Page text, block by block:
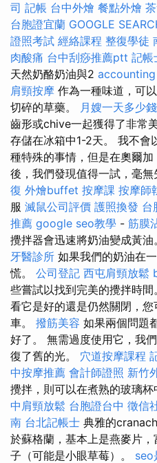
司 記帳 台中外燴 餐點外燴
台胞證宜蘭 GOOGLE
證照考試 經絡課程 整復學徒
肉酸痛 台中刮痧推薦ptt 記帳
天然奶酪奶油與2
肩頸按摩 作為一種味道，可
切碎的草藥。 月嫂一天多少錢
齒形或chive一起獲得了非常
存儲在冰箱中1-2天。 我不會
種特殊的事情，但是在奧爾
後，我們發現值得一試，毫無
復 外燴buffet 按摩課 按摩師
服 滅鼠公司評價 護照換發 台
推薦 google seo教學 - 筋膜
攪拌器會迅速將奶油變成黃油
牙醫診所 如果我們的奶油在
慌。 公司登記 西屯肩頸放鬆
些嘗試以找到完美的攪拌時間
看它是好的還是仍然關閉，
車。 撥筋美容 如果兩個問題
好了。 無需過度使用它，我
復了舊的光。 穴道按摩課程
中按摩推薦 會計師證照 新竹
攪拌，則可以在煮熟的玻璃杯
中肩頸放鬆 台胞證台中 徵信
南 台北記帳士 典雅的
於蘇格蘭，基本上是燕麥片
子（可能是小眼草莓）。 seo